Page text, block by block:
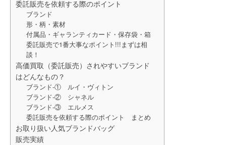
委託販売を依頼する際のポイント
ブランド
形・柄・素材
付属品・ギャランティカード・保存袋・箱
委託販売で1番大事なポイント!!!まずは相
談！
高価買取（委託販売）されやすいブランド
はどんなもの？
ブランド-① ルイ・ヴィトン
ブランド-② シャネル
ブランド-③ エルメス
委託販売を依頼する際のポイント まとめ
お取り扱い人気ブランドバッグ
販売実績